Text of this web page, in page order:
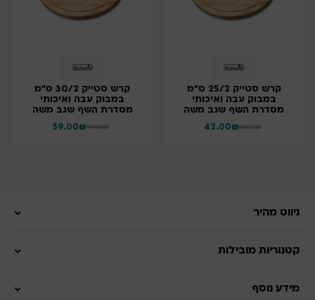
קרש סטייק 25/2 ס"מ
במבוק עבה ואיכותי
מסדרת השף שגב משה
₪
42.00 ₪
69.00
קרש סטייק 30/2 ס"מ
במבוק עבה ואיכותי
מסדרת השף שגב משה
₪
59.00 ₪
99.00
ניווט מהיר
קטגוריות מובילות
מידע נוסף